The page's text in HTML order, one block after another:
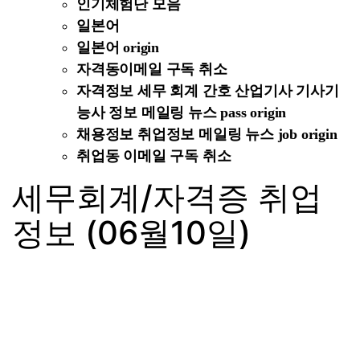
인기체험단 모음
일본어
일본어 origin
자격동이메일 구독 취소
자격정보 세무 회계 간호 산업기사 기사기
능사 정보 메일링 뉴스 pass origin
채용정보 취업정보 메일링 뉴스 job origin
취업동 이메일 구독 취소
세무회계/자격증 취업
정보 (06월10일)